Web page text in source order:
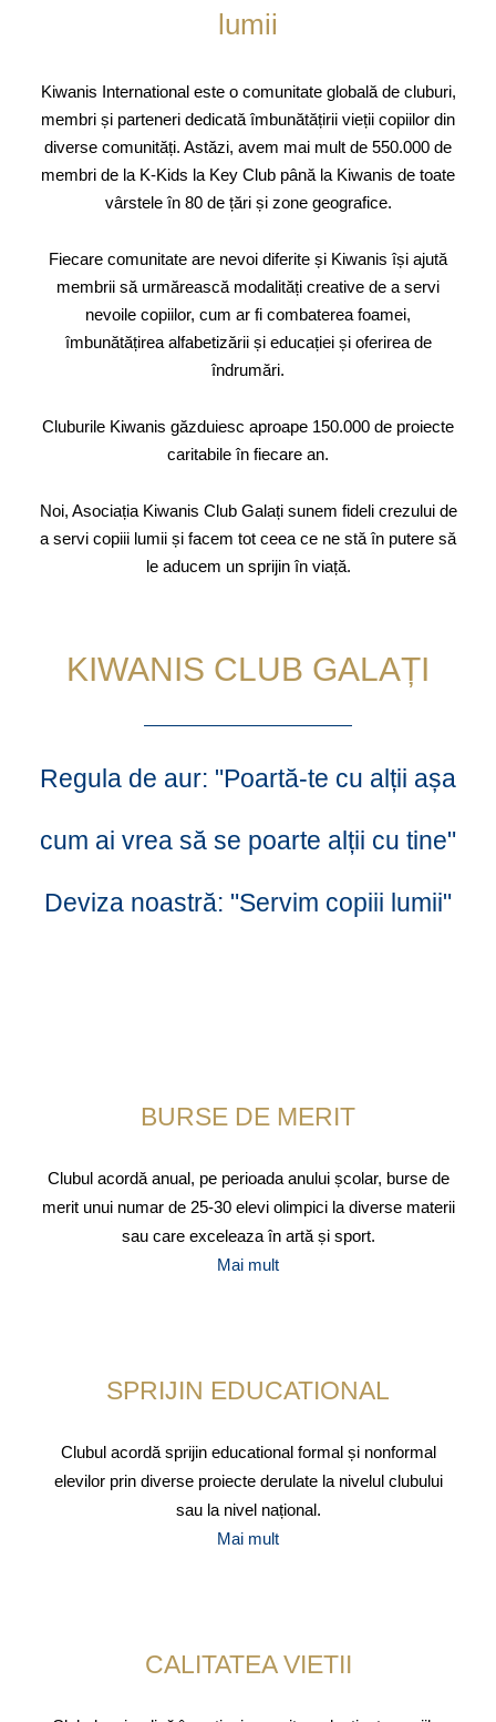
lumii
Kiwanis International este o comunitate globală de cluburi,
membri și parteneri dedicată îmbunătățirii vieții copiilor din
diverse comunități. Astăzi, avem mai mult de 550.000 de
membri de la K-Kids la Key Club până la Kiwanis de toate
vârstele în 80 de țări și zone geografice.
Fiecare comunitate are nevoi diferite și Kiwanis își ajută
membrii să urmărească modalități creative de a servi
nevoile copiilor, cum ar fi combaterea foamei,
îmbunătățirea alfabetizării și educației și oferirea de
îndrumări.
Cluburile Kiwanis găzduiesc aproape 150.000 de proiecte
caritabile în fiecare an.
Noi, Asociația Kiwanis Club Galați sunem fideli crezului de
a servi copiii lumii și facem tot ceea ce ne stă în putere să
le aducem un sprijin în viață.
KIWANIS CLUB GALAȚI
Regula de aur: "Poartă-te cu alții așa
cum ai vrea să se poarte alții cu tine"
Deviza noastră: "Servim copiii lumii"
BURSE DE MERIT
Clubul acordă anual, pe perioada anului școlar, burse de
merit unui numar de 25-30 elevi olimpici la diverse materii
sau care exceleaza în artă și sport.
Mai mult
SPRIJIN EDUCATIONAL
Clubul acordă sprijin educational formal și nonformal
elevilor prin diverse proiecte derulate la nivelul clubului
sau la nivel național.
Mai mult
CALITATEA VIETII